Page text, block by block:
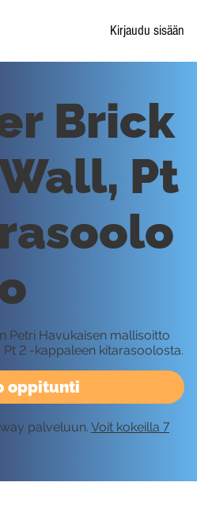
Kirjaudu sisään
oppitunti
Brick
Pt
Petri Havukaisen mallisoitto
2 -kappaleen kitarasoolosta.
palveluun. Voit kokeilla 7